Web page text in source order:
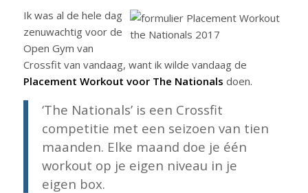
Ik was al de hele dag
zenuwachtig voor de
Open Gym van
Crossfit van vandaag, want ik wilde vandaag de
Placement Workout voor The Nationals doen.
‘The Nationals’ is een Crossfit
competitie met een seizoen van tien
maanden. Elke maand doe je één
workout op je eigen niveau in je
eigen box.